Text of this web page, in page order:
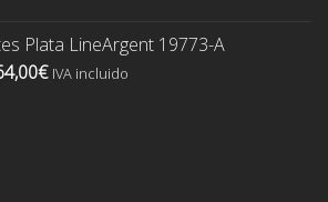
es:
70,00€.
Plata LineArgent 19773-A
€ElIVA incluido